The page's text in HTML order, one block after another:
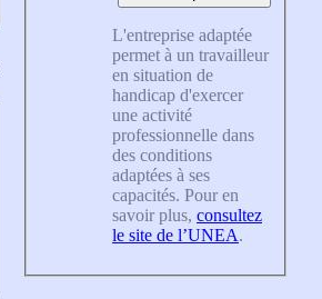
L'entreprise adaptée
permet à un travailleur
en situation de
handicap d'exercer
une activité
professionnelle dans
des conditions
adaptées à ses
capacités. Pour en
savoir plus, consultez
le site de l’UNEA.